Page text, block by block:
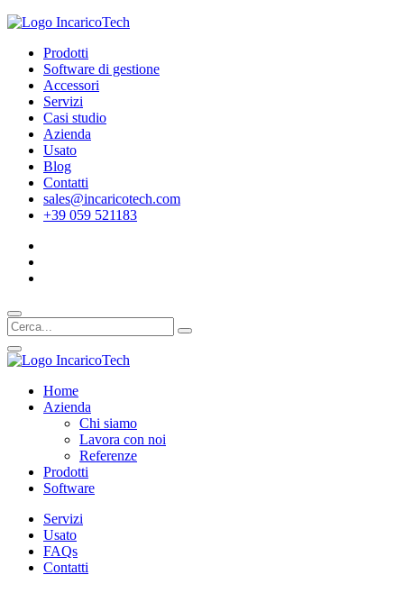
Prodotti
Software di gestione
Accessori
Servizi
Casi studio
Azienda
Usato
Blog
Contatti
sales@incaricotech.com
+39 059 521183
Home
Azienda
Chi siamo
Lavora con noi
Referenze
Prodotti
Software
Servizi
Usato
FAQs
Contatti